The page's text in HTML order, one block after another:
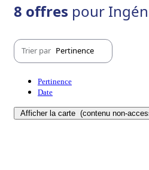
8 offres pour
Trier par Pertinence
Pertinence
Date
Afficher la carte (contenu non-